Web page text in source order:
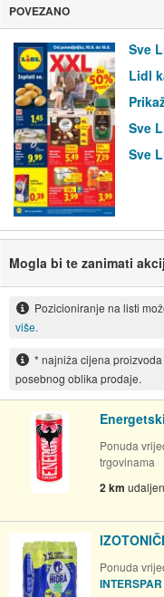
POVEZANO
Sve
Lidl
Sve
Sve
Mogla bi te zanimati
Pozicioniranje na listi
više.
* najniža cijena
posebnog oblika prodaje.
Ponuda
trgovinama
2 km
Ponuda
INTERSPAR